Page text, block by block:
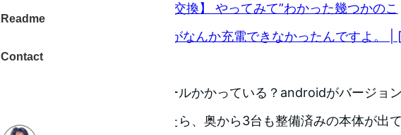
Readme
Contact
[箱] 【ドコモ 保証期間内 本体交換】 やってみて”わかった幾つかのこ
と。Galaxy note（SC-05D）がなんか充電できなかったんですよ。 |
ものくろぼっくす
あっさり過ぎる手続き。リコールかかっている？androidがバージョ
ップするのは．．．と相談したら、奥から3台も整備済みの本体が出